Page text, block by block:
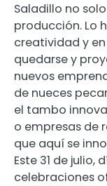
Saladillo no
producción. Lo
creatividad y
quedarse y
nuevos
de nueces
el tambo
o empresas de
que aquí se
Este 31 de julio,
celebraciones